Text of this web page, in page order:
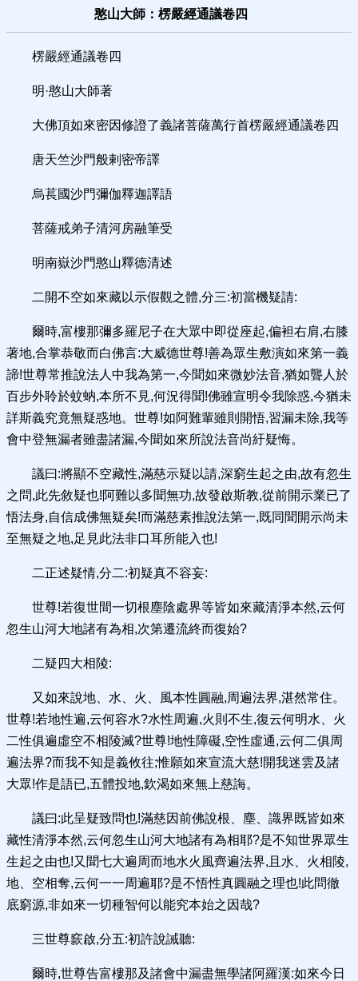
憨山大師：楞嚴經通議卷四
楞嚴經通議卷四
明·憨山大師著
大佛頂如來密因修證了義諸菩薩萬行首楞嚴經通議卷四
唐天竺沙門般剌密帝譯
烏萇國沙門彌伽釋迦譯語
菩薩戒弟子清河房融筆受
明南嶽沙門憨山釋德清述
二開不空如來藏以示假觀之體,分三:初當機疑請:
爾時,富樓那彌多羅尼子在大眾中即從座起,偏袒右肩,右膝
著地,合掌恭敬而白佛言:大威德世尊!善為眾生敷演如來第一義
諦!世尊常推說法人中我為第一,今聞如來微妙法音,猶如聾人於
百步外聆於蚊蚋,本所不見,何況得聞!佛雖宣明令我除惑,今猶未
詳斯義究竟無疑惑地。世尊!如阿難輩雖則開悟,習漏未除,我等
會中登無漏者雖盡諸漏,今聞如來所說法音尚紆疑悔。
議曰:將顯不空藏性,滿慈示疑以請,深窮生起之由,故有忽生
之問,此先敘疑也!阿難以多聞無功,故發啟斯教,從前開示業已了
悟法身,自信成佛無疑矣!而滿慈素推說法第一,既同聞開示尚未
至無疑之地,足見此法非口耳所能入也!
二正述疑情,分二:初疑真不容妄:
世尊!若復世間一切根塵陰處界等皆如來藏清淨本然,云何
忽生山河大地諸有為相,次第遷流終而復始?
二疑四大相陵:
又如來說地、水、火、風本性圓融,周遍法界,湛然常住。
世尊!若地性遍,云何容水?水性周遍,火則不生,復云何明水、火
二性俱遍虛空不相陵滅?世尊!地性障礙,空性虛通,云何二俱周
遍法界?而我不知是義攸往;惟願如來宣流大慈!開我迷雲及諸
大眾!作是語已,五體投地,欽渴如來無上慈誨。
議曰:此呈疑致問也!滿慈因前佛說根、塵、識界既皆如來
藏性清淨本然,云何忽生山河大地諸有為相耶?是不知世界眾生
生起之由也!又聞七大遍周而地水火風齊遍法界,且水、火相陵,
地、空相奪,云何一一周遍耶?是不悟性真圓融之理也!此問徹
底窮源,非如來一切種智何以能究本始之因哉?
三世尊窾啟,分五:初許說誡聽:
爾時,世尊告富樓那及諸會中漏盡無學諸阿羅漢:如來今日